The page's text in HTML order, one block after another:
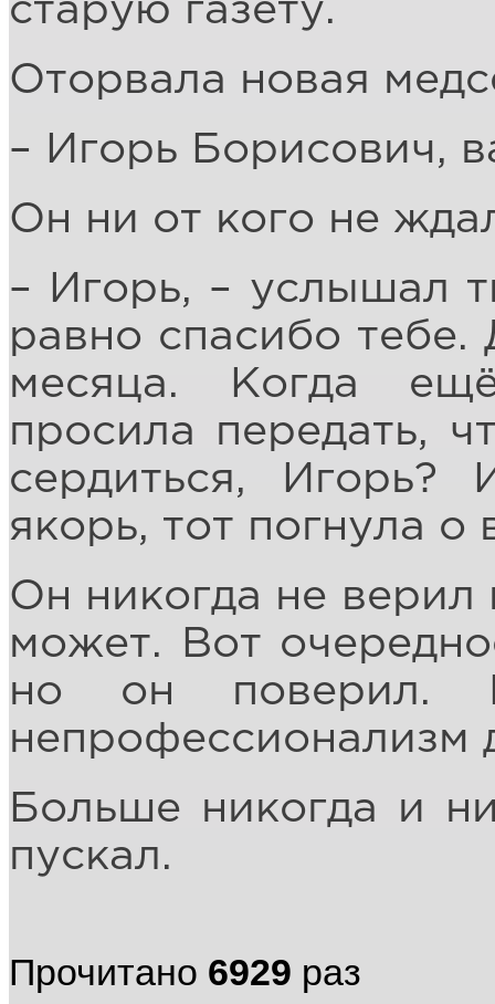
старую газету.
Оторвала новая
– Игорь Борисович,
Он ни от кого не
– Игорь, – услышал
равно спасибо тебе.
месяца. Когда
просила передать,
сердиться, Игорь?
якорь, тот погнула о
Он никогда не верил
может. Вот
но он поверил.
непрофессионализм
Больше никогда и
пускал.
Прочитано 6929 раз